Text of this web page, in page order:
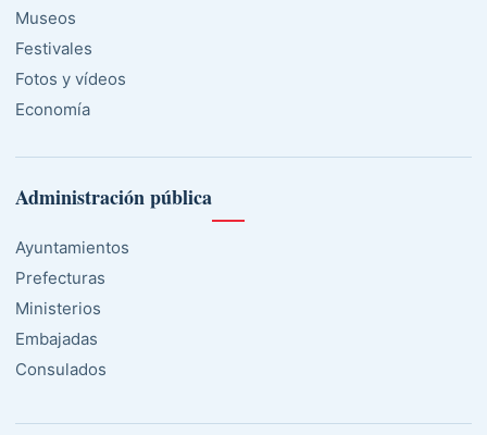
Museos
Festivales
Fotos y vídeos
Economía
Administración pública
Ayuntamientos
Prefecturas
Ministerios
Embajadas
Consulados